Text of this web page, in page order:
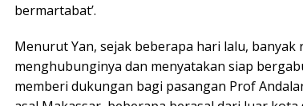
bermartabat’.
Menurut Yan, sejak beberapa hari lalu, banyak
menghubunginya dan menyatakan siap
memberi dukungan bagi pasangan Prof